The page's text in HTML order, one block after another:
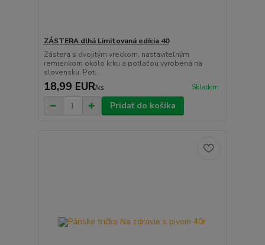
ZÁSTERA dlhá Limitovaná edícia 40
Zástera s dvojitým vreckom, nastaviteľným
remienkom okolo krku a potlačou vyrobená na
slovensku. Pot...
18,99 EUR/ks Skladom
Pridať do košíka